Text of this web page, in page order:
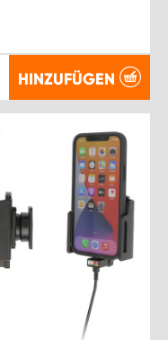
HINZUFÜGEN